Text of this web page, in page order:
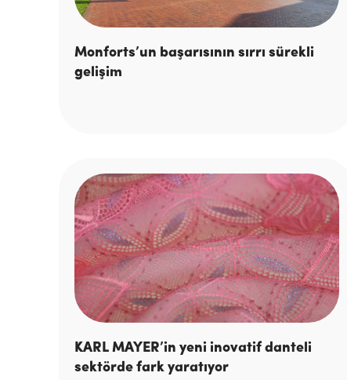
Monforts’un başarısının sırrı sürekli
gelişim
KARL MAYER’in yeni inovatif danteli
sektörde fark yaratıyor